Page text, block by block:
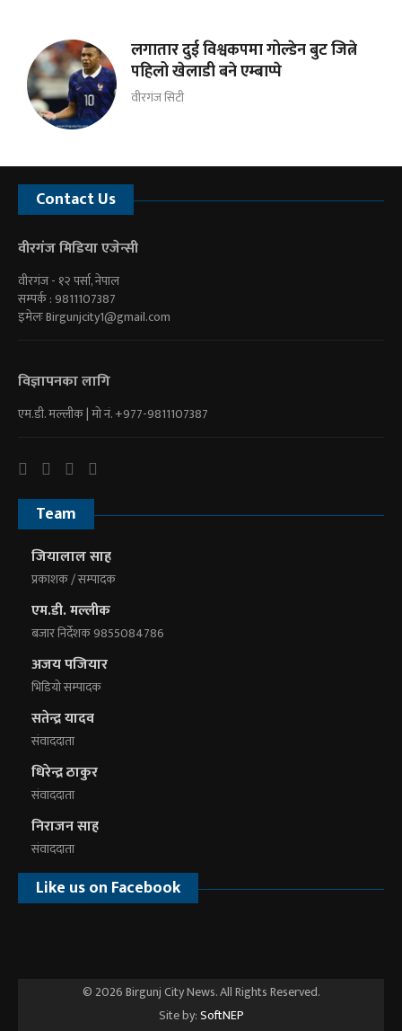
लगातार दुई विश्वकपमा गोल्डेन बुट जित्ने
पहिलो खेलाडी बने एम्बाप्पे
वीरगंज सिटी
Contact Us
वीरगंज मिडिया एजेन्सी
वीरगंज - १२ पर्सा, नेपाल
सम्पर्क : 9811107387
इमेलःBirgunjcity1@gmail.com
विज्ञापनका लागि
एम.डी. मल्लीक | माे नं. +977-9811107387
Team
जियालाल साह
प्रकाशक / सम्पादक
एम.डी. मल्लीक
बजार निर्देशक 9855084786
अजय पजियार
भिडियाे सम्पादक
सतेन्द्र यादव
संवाददाता
धिरेन्द्र ठाकुर
संवाददाता
निराजन साह
संवाददाता
Like us on Facebook
© 2026 Birgunj City News. All Rights Reserved.
Site by:SoftNEP